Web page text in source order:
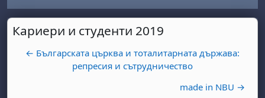
Кариери и студенти 2019
← Българската църква и тоталитарната държава:
репресия и сътрудничество
made in NBU →